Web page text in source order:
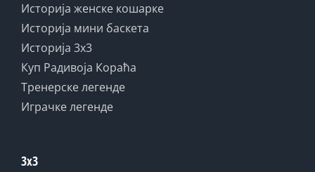
Историја женске кошарке
Историја мини баскета
Историја 3x3
Куп Радивоја Кораћа
Тренерске легенде
Играчке легенде
3x3